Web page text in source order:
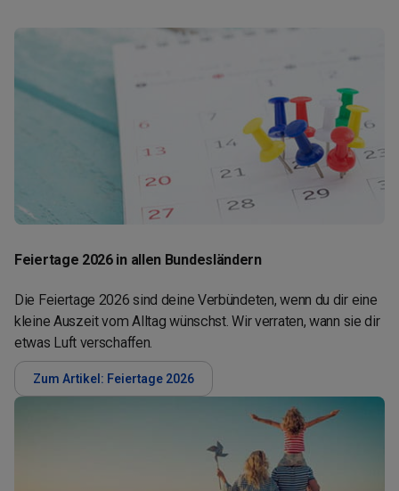
Feiertage 2026 in allen Bundesländern
Die Feiertage 2026 sind deine Verbündeten, wenn du dir eine
kleine Auszeit vom Alltag wünschst. Wir verraten, wann sie dir
etwas Luft verschaffen.
Zum Artikel: Feiertage 2026